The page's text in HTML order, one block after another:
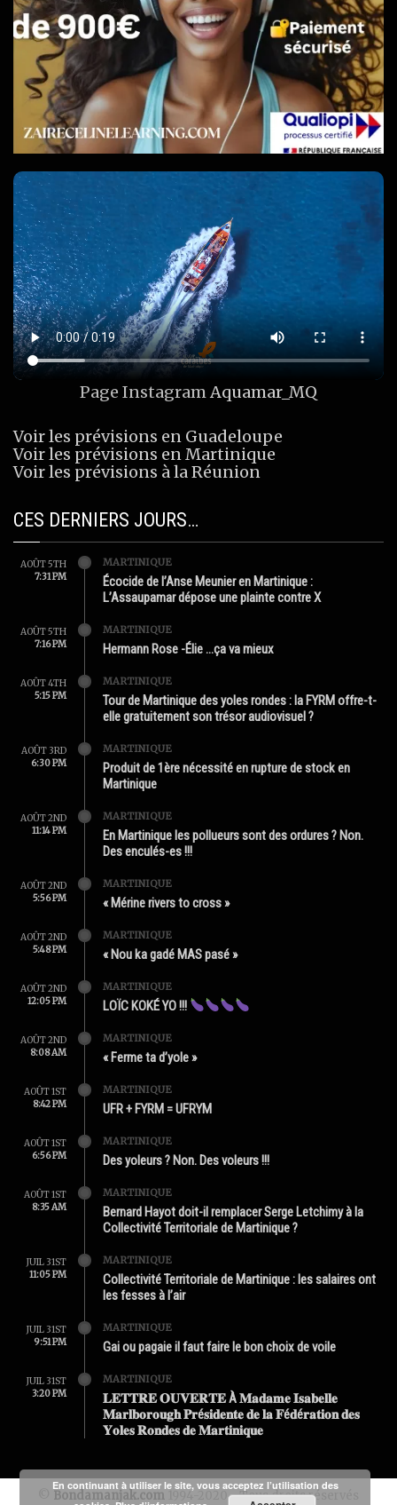
Page InstagramAquamar_MQ
Voir les prévisions en Guadeloupe
Voir les prévisions en Martinique
Voir les prévisions à la Réunion
CES DERNIERS JOURS…
AOÛT 5TH
7:31 PM
MARTINIQUE
Écocide de l’Anse Meunier en Martinique :
L’Assaupamar dépose une plainte contre X
AOÛT 5TH
7:16 PM
MARTINIQUE
Hermann Rose -Élie …ça va mieux
AOÛT 4TH
5:15 PM
MARTINIQUE
Tour de Martinique des yoles rondes : la FYRM offre-t-
elle gratuitement son trésor audiovisuel ?
AOÛT 3RD
6:30 PM
MARTINIQUE
Produit de 1ère nécessité en rupture de stock en
Martinique
AOÛT 2ND
11:14 PM
MARTINIQUE
En Martinique les pollueurs sont des ordures ? Non.
Des enculés-es !!!
AOÛT 2ND
5:56 PM
MARTINIQUE
« Mérine rivers to cross »
AOÛT 2ND
5:48 PM
MARTINIQUE
« Nou ka gadé MAS pasé »
AOÛT 2ND
12:05 PM
MARTINIQUE
LOÏC KOKÉ YO !!!
AOÛT 2ND
8:08 AM
MARTINIQUE
« Ferme ta d’yole »
AOÛT 1ST
8:42 PM
MARTINIQUE
UFR + FYRM = UFRYM
AOÛT 1ST
6:56 PM
MARTINIQUE
Des yoleurs ? Non. Des voleurs !!!
AOÛT 1ST
8:35 AM
MARTINIQUE
Bernard Hayot doit-il remplacer Serge Letchimy à la
Collectivité Territoriale de Martinique ?
JUIL 31ST
11:05 PM
MARTINIQUE
Collectivité Territoriale de Martinique : les salaires ont
les fesses à l’air
JUIL 31ST
9:51 PM
MARTINIQUE
Gai ou pagaie il faut faire le bon choix de voile
JUIL 31ST
3:20 PM
MARTINIQUE
𝐋𝐄𝐓𝐓𝐑𝐄 𝐎𝐔𝐕𝐄𝐑𝐓𝐄 À 𝐌𝐚𝐝𝐚𝐦𝐞 𝐈𝐬𝐚𝐛𝐞𝐥𝐥𝐞
𝐌𝐚𝐫𝐥𝐛𝐨𝐫𝐨𝐮𝐠𝐡 𝐏𝐫é𝐬𝐢𝐝𝐞𝐧𝐭𝐞 𝐝𝐞 𝐥𝐚 𝐅é𝐝é𝐫𝐚𝐭𝐢𝐨𝐧 𝐝𝐞𝐬
𝐘𝐨𝐥𝐞𝐬 𝐑𝐨𝐧𝐝𝐞𝐬 𝐝𝐞 𝐌𝐚𝐫𝐭𝐢𝐧𝐢𝐪𝐮𝐞
Bondamanjak.com 1994-2020 - Tous droits réservés
En continuant à utiliser le site, vous acceptez l’utilisation des